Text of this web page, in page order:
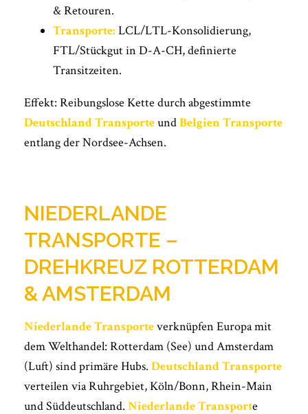
& Retouren.
Transporte: LCL/LTL-Konsolidierung,
FTL/Stückgut in D-A-CH, definierte
Transitzeiten.
Effekt: Reibungslose Kette durch abgestimmte
Deutschland TransporteundBelgien Transporte
entlang der Nordsee-Achsen.
NIEDERLANDE
TRANSPORTE –
DREHKREUZ ROTTERDAM
& AMSTERDAM
Niederlande Transporteverknüpfen Europa mit
dem Welthandel: Rotterdam (See) und Amsterdam
(Luft) sind primäre Hubs. Deutschland Transporte
verteilen via Ruhrgebiet, Köln/Bonn, Rhein-Main
und Süddeutschland. Niederlande Transporte